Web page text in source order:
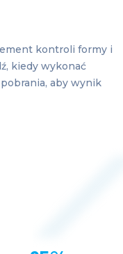
kontroli formy i
kiedy wykonać
aby wynik